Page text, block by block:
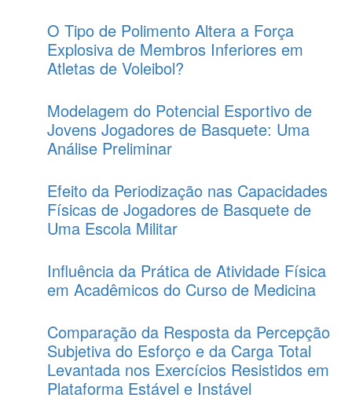
O Tipo de Polimento Altera a Força
Explosiva de Membros Inferiores em
Atletas de Voleibol?
Modelagem do Potencial Esportivo de
Jovens Jogadores de Basquete: Uma
Análise Preliminar
Efeito da Periodização nas Capacidades
Físicas de Jogadores de Basquete de
Uma Escola Militar
Influência da Prática de Atividade Física
em Acadêmicos do Curso de Medicina
Comparação da Resposta da Percepção
Subjetiva do Esforço e da Carga Total
Levantada nos Exercícios Resistidos em
Plataforma Estável e Instável